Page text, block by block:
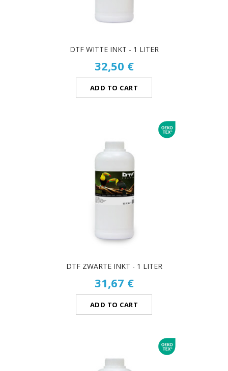
DTF WITTE INKT - 1 LITER
32,50 €
ADD TO CART
DTF ZWARTE INKT - 1 LITER
31,67 €
ADD TO CART